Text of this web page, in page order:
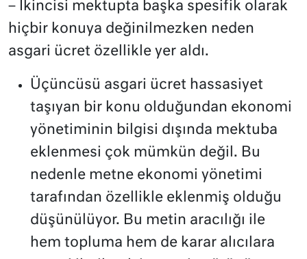
– İkincisi mektupta başka spesifik olarak
hiçbir konuya değinilmezken neden
asgari ücret özellikle yer aldı.
Üçüncüsü asgari ücret hassasiyet
taşıyan bir konu olduğundan ekonomi
yönetiminin bilgisi dışında mektuba
eklenmesi çok mümkün değil. Bu
nedenle metne ekonomi yönetimi
tarafından özellikle eklenmiş olduğu
düşünülüyor. Bu metin aracılığı ile
hem topluma hem de karar alıcılara